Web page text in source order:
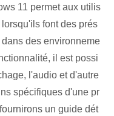
11 permet aux ‍utilis
font des prés
des ⁣environneme
il est possi
l'audio et d'autre
spécifiques d'une pr
un guide dét